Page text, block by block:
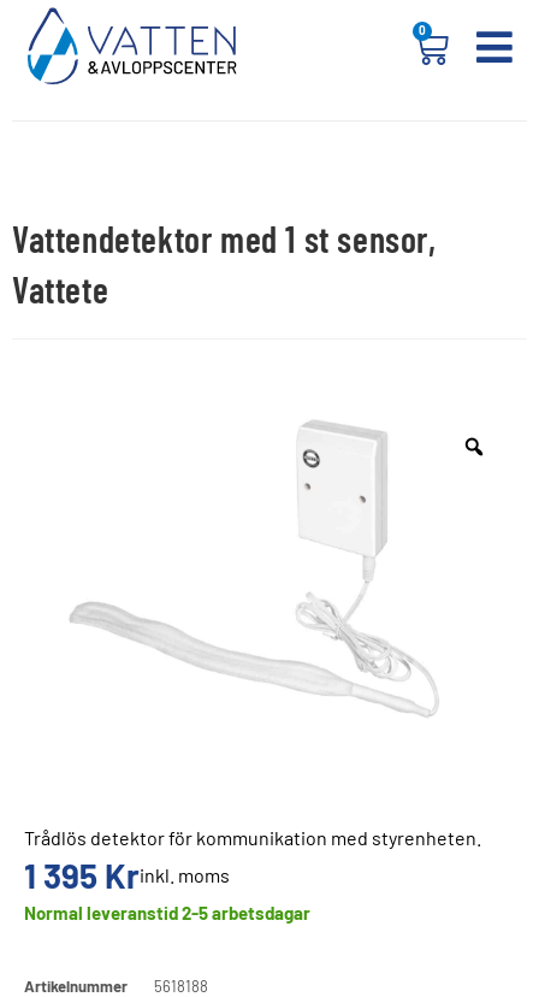
0
Vattendetektor med 1 st sensor,
Vattete
Trådlös detektor för kommunikation med styrenheten.
1 395 Krinkl. moms
Normal leveranstid 2-5 arbetsdagar
Artikelnummer
5618188